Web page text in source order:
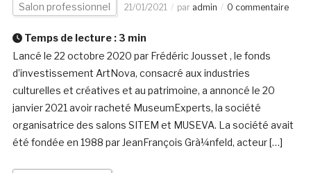
Salon professionnel 21/01/2021 par admin 0 commentaire
Temps de lecture : 3 min
Lancé le 22 octobre 2020 par Frédéric Jousset , le fonds
d’investissement ArtNova, consacré aux industries
culturelles et créatives et au patrimoine, a annoncé le 20
janvier 2021 avoir racheté MuseumExperts, la société
organisatrice des salons SITEM et MUSEVA. La société avait
été fondée en 1988 par JeanFrançois Grà¼nfeld, acteur […]